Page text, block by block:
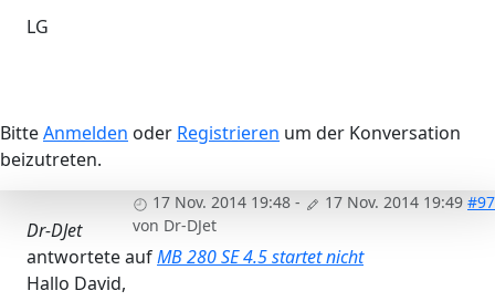
LG
BitteAnmelden oder Registrieren um der Konversation
beizutreten.
17 Nov. 2014 19:48 - 17 Nov. 2014 19:49 #97
von Dr-DJet
Dr-DJet
antwortete aufMB 280 SE 4.5 startet nicht
Hallo David,